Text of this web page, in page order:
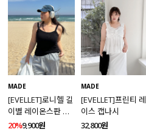
MADE
[EVELLET]로니헬 길
이별 레이온스판 끈
나시
20%9,900원
MADE
[EVELLET]프린티 레
이스 캡나시
32,800원